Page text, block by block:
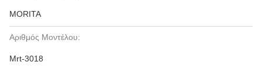
MORITA
Αριθμός Μοντέλου:
Mrt-3018